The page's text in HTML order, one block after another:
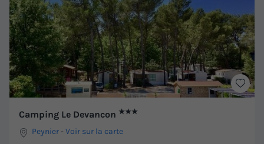
Camping Le Devancon ★★★
Peynier -Voir sur la carte